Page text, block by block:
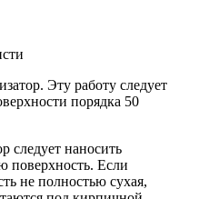
Эту работу следует
порядка 50
следует наносить
поверхность. Если
не полностью сухая,